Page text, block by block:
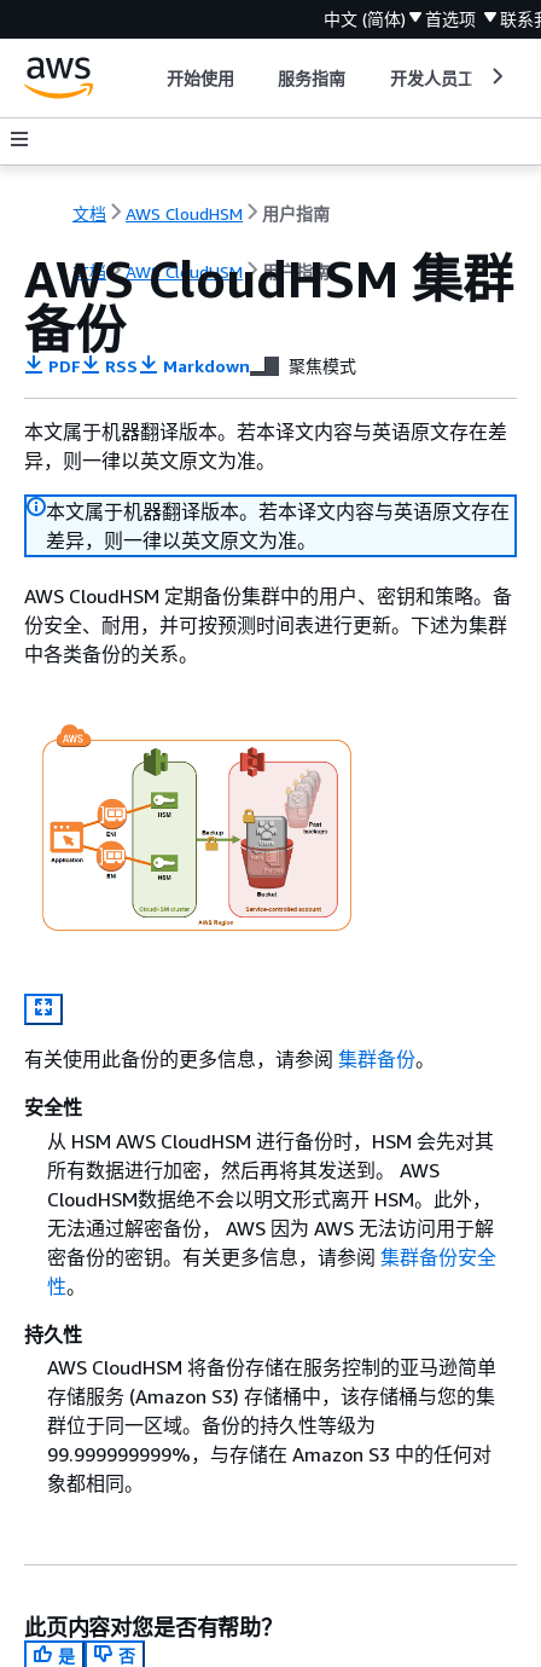
中文 (简体) 首选项 联系
开始使用 服务指南 开发人员工具
文档 AWS CloudHSM 用户指南
文档 AWS CloudHSM 用户指南
AWS CloudHSM 集群
备份
PDF RSS Markdown 聚焦模式
本文属于机器翻译版本。若本译文内容与英语原文存在差
异，则一律以英文原文为准。
本文属于机器翻译版本。若本译文内容与英语原文存在
差异，则一律以英文原文为准。
AWS CloudHSM 定期备份集群中的用户、密钥和策略。备
份安全、耐用，并可按预测时间表进行更新。下述为集群
中各类备份的关系。
有关使用此备份的更多信息，请参阅 集群备份。
安全性
从 HSM AWS CloudHSM 进行备份时，HSM 会先对其
所有数据进行加密，然后再将其发送到。 AWS
CloudHSM数据绝不会以明文形式离开 HSM。此外，
无法通过解密备份， AWS 因为 AWS 无法访问用于解
密备份的密钥。有关更多信息，请参阅 集群备份安全
性。
持久性
AWS CloudHSM 将备份存储在服务控制的亚马逊简单
存储服务 (Amazon S3) 存储桶中，该存储桶与您的集
群位于同一区域。备份的持久性等级为
99.999999999%，与存储在 Amazon S3 中的任何对
象都相同。
此页内容对您是否有帮助？
是
否